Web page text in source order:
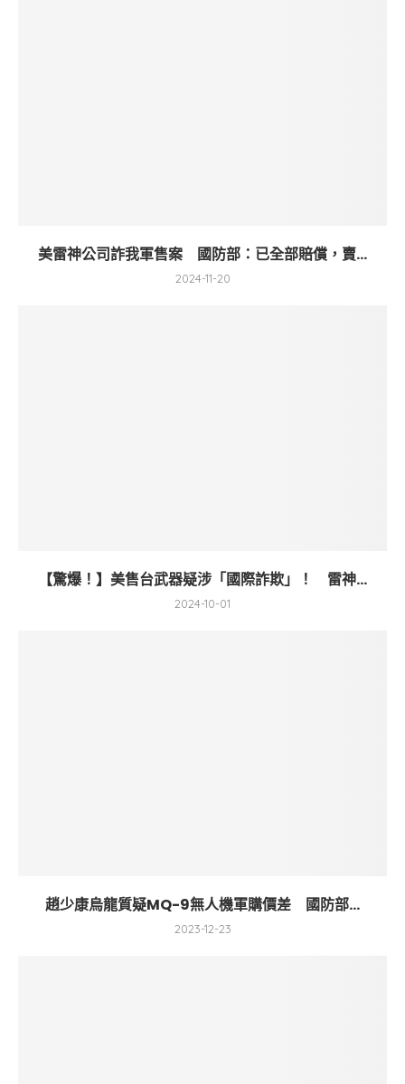
美雷神公司詐我軍售案 國防部：已全部賠償，賣...
2024-11-20
【驚爆！】美售台武器疑涉「國際詐欺」！ 雷神...
2024-10-01
趙少康烏龍質疑MQ-9無人機軍購價差 國防部...
2023-12-23